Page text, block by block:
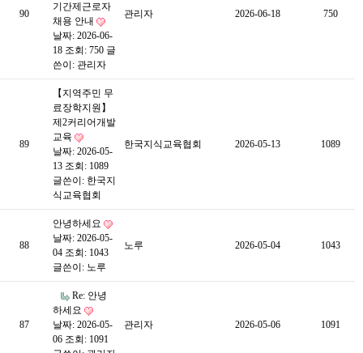
90
기간제근로자
채용 안내
날짜: 2026-06-
18 조회: 750 글
쓴이: 관리자
관리자 2026-06-18 750
89
【지역주민 무
료장학지원】
제2커리어개발
교육
날짜: 2026-05-
13 조회: 1089
글쓴이: 한국지
식교육협회
한국지식교육협회 2026-05-13 1089
88
안녕하세요
날짜: 2026-05-
04 조회: 1043
글쓴이: 노루
노루 2026-05-04 1043
87
Re: 안녕
하세요
날짜: 2026-05-
06 조회: 1091
관리자 2026-05-06 1091